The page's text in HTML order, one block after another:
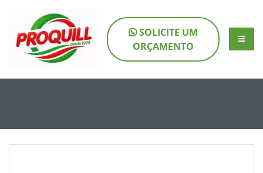
SOLICITE UM
ORÇAMENTO